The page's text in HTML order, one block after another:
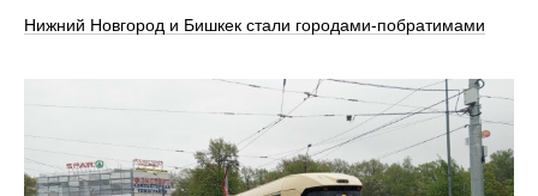
Нижний Новгород и Бишкек стали городами-побратимами